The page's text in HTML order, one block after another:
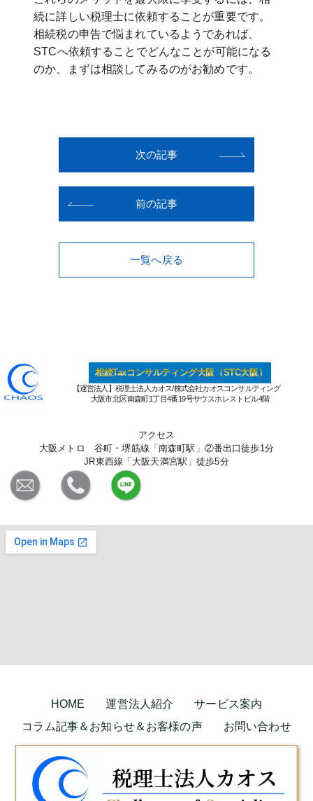
続に詳しい税理士に依頼することが重要です。
相続税の申告で悩まれているようであれば、
STCへ依頼することでどんなことが可能になる
のか、まずは相談してみるのがお勧めです。
前の記事
次の記事
一覧へ戻る
相続Taxコンサルティング大阪（STC大阪）
【運営法人】税理士法人カオス/株式会社カオスコンサルティング
大阪市北区南森町1丁目4番19号サウスホレストビル4階
アクセス
大阪メトロ 谷町・堺筋線「南森町駅」②番出口徒歩1分
JR東西線「大阪天満宮駅」徒歩5分
HOME 運営法人紹介
サービス案内
コラム記事＆お知らせ＆お客様の声
お問い合わせ